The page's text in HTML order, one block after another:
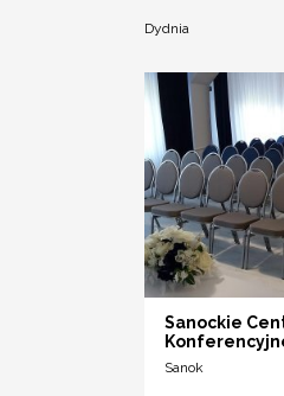
Dydnia
Sanockie
Sanok